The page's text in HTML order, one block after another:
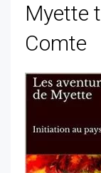
Myette
Comte